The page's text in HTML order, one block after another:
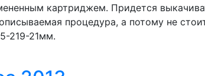
картриджем. Придется
процедура, а потому не
219-21мм.